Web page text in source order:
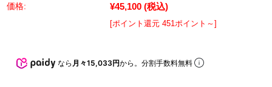
価格: ¥45,100 (税込)
[ポイント還元 451ポイント～]
なら 月々15,033円から。分割手数料無料